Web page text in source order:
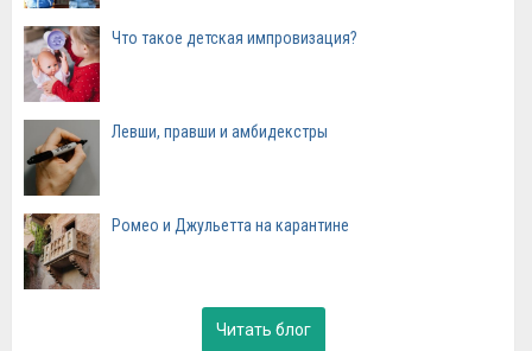
Что такое детская импровизация?
Левши, правши и амбидекстры
Ромео и Джульетта на карантине
Читать блог